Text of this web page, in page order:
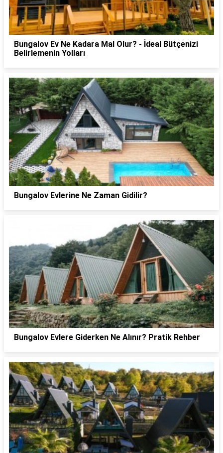
Bungalov Ev Ne Kadara Mal Olur? - İdeal Bütçenizi
Belirlemenin Yolları
Bungalov Evlerine Ne Zaman Gidilir?
Bungalov Evlere Giderken Ne Alınır? Pratik Rehber